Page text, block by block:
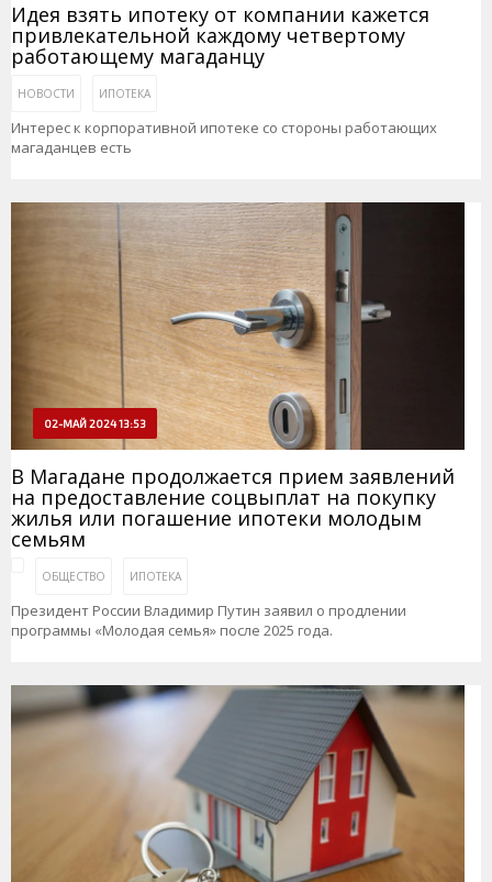
Идея взять ипотеку от компании кажется
привлекательной каждому четвертому
работающему магаданцу
НОВОСТИ ИПОТЕКА
Интерес к корпоративной ипотеке со стороны работающих
магаданцев есть
02-МАЙ 2024 13:53
В Магадане продолжается прием заявлений
на предоставление соцвыплат на покупку
жилья или погашение ипотеки молодым
семьям
ОБЩЕСТВО ИПОТЕКА
Президент России Владимир Путин заявил о продлении
программы «Молодая семья» после 2025 года.